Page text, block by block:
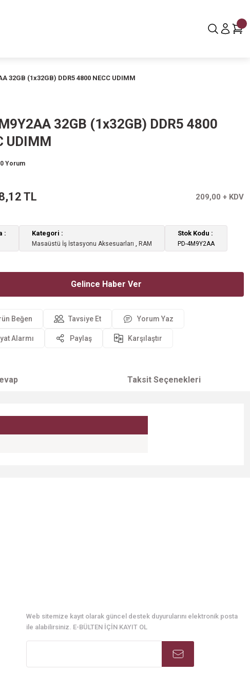
32GB (1x32GB) DDR5 4800 NECC UDIMM
32GB (1x32GB) DDR5 4800
UDIMM
Yorum
TL 209,00 + KDV
Kategori
Masaüstü İş İstasyonu Aksesuarları , RAM
Stok Kodu
PD-4M9Y2AA
Gelince Haber Ver
Tavsiye Et Yorum Yaz
Alarmı Paylaş Karşılaştır
Taksit Seçenekleri
Web sitemize kayıt olarak güncel destek duyurularını elektronik posta
ile alabilirsiniz. E-BÜLTEN İÇİN KAYIT OL